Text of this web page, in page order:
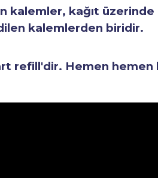
kalemler, kağıt üzerinde
kalemlerden biridir.
refill'dir. Hemen hemen